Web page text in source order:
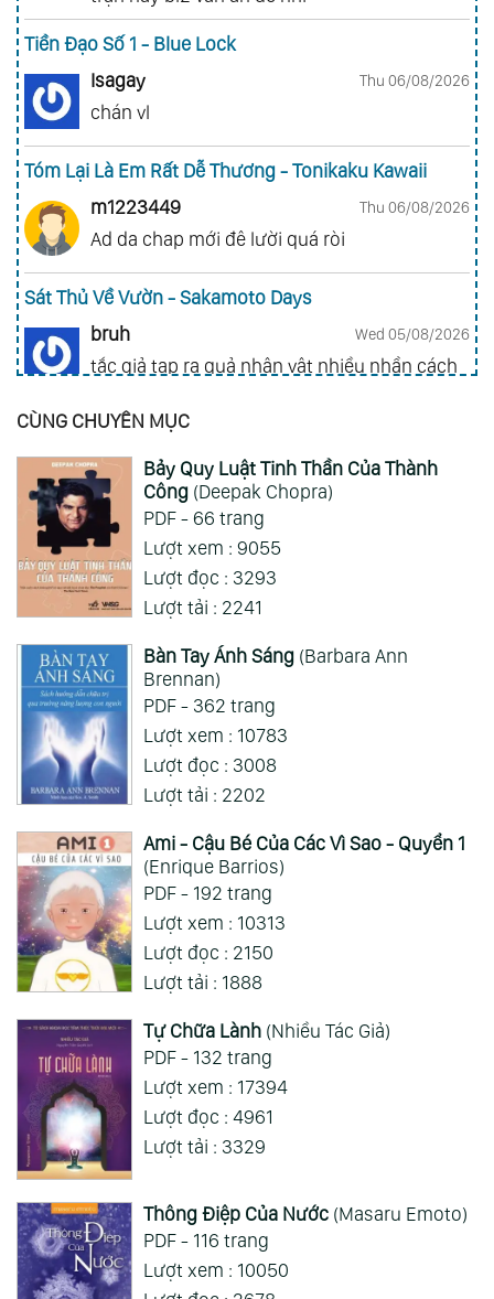
Tiền Đạo Số 1 - Blue Lock
Isagay
Thu 06/08/2026
chán vl
Tóm Lại Là Em Rất Dễ Thương - Tonikaku Kawaii
m1223449
Thu 06/08/2026
Ad da chap mới đê lười quá ròi
Sát Thủ Về Vườn - Sakamoto Days
bruh
Wed 05/08/2026
tắc giả tạp ra quả nhân vật nhiều nhần cách
Gia Đình Điệp Viên - Spy X Family
ai hỏi 123
Wed 05/08/2026
Mong 1 ngày shop ra 2 chap
Xem Thêm
CÙNG CHUYÊN MỤC
Bảy Quy Luật Tinh Thần Của Thành
Công(Deepak Chopra)
PDF - 66 trang
Lượt xem : 9055
Lượt đọc : 3293
Lượt tải : 2241
Bàn Tay Ánh Sáng(Barbara Ann
Brennan)
PDF - 362 trang
Lượt xem : 10783
Lượt đọc : 3008
Lượt tải : 2202
Ami - Cậu Bé Của Các Vì Sao - Quyển 1
(Enrique Barrios)
PDF - 192 trang
Lượt xem : 10313
Lượt đọc : 2150
Lượt tải : 1888
Tự Chữa Lành(Nhiều Tác Giả)
PDF - 132 trang
Lượt xem : 17394
Lượt đọc : 4961
Lượt tải : 3329
Thông Điệp Của Nước(Masaru Emoto)
PDF - 116 trang
Lượt xem : 10050